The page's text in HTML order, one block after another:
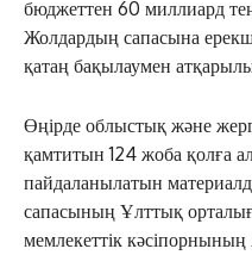
бюджеттен 60 миллиард
Жолдардың сапасына
қатаң бақылаумен
Өңірде облыстық және
қамтитын 124 жоба қолға
пайдаланылатын
сапасының Ұлттық
мемлекеттік